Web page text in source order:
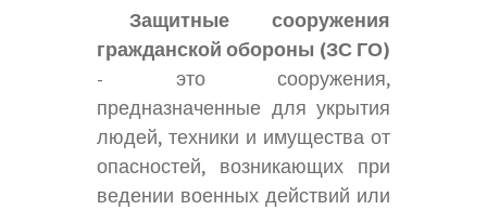
Защитные сооружения
гражданской обороны (ЗС ГО)
- это сооружения,
предназначенные для укрытия
людей, техники и имущества от
опасностей, возникающих при
ведении военных действий или